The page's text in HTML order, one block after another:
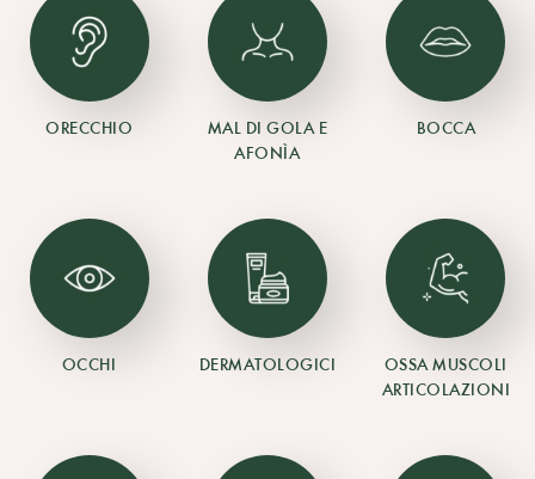
ORECCHIO
MAL DI GOLA E
AFONÌA
BOCCA
OCCHI DERMATOLOGICI
OSSA MUSCOLI
ARTICOLAZIONI